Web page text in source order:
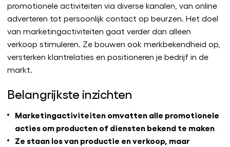
promotionele activiteiten via diverse kanalen, van online
adverteren tot persoonlijk contact op beurzen. Het doel
van marketingactiviteiten gaat verder dan alleen
verkoop stimuleren. Ze bouwen ook merkbekendheid op,
versterken klantrelaties en positioneren je bedrijf in de
markt.
Belangrijkste inzichten
Marketingactiviteiten omvatten alle promotionele
acties om producten of diensten bekend te maken
Ze staan los van productie en verkoop, maar